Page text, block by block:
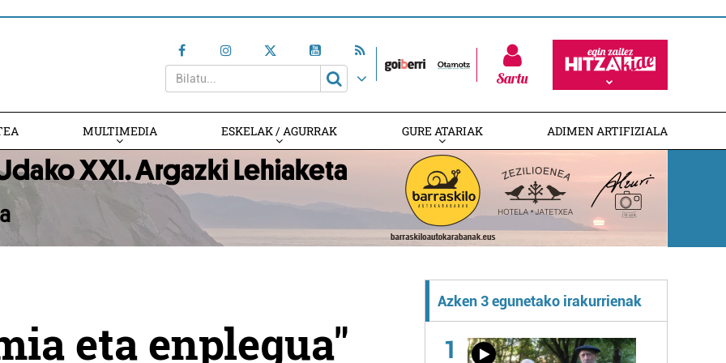
Sartu
MULTIMEDIA ESKELAK / AGURRAK GURE ATARIAK ADIMEN ARTIFIZIALA
eta enplegua"
Azken 3 egunetako irakurrienak
1